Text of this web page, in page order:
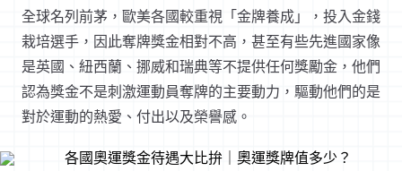
全球名列前茅，歐美各國較重視「金牌養成」，投入金錢
栽培選手，因此奪牌獎金相對不高，甚至有些先進國家像
是英國、紐西蘭、挪威和瑞典等不提供任何獎勵金，他們
認為獎金不是刺激運動員奪牌的主要動力，驅動他們的是
對於運動的熱愛、付出以及榮譽感。